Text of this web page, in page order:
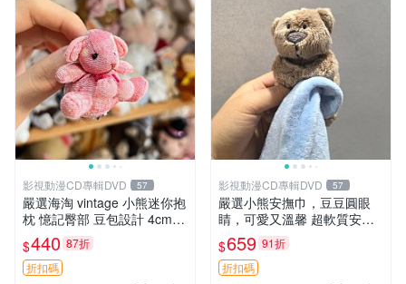
影視動漫CD專輯DVD 57
嚴選海淘 vintage 小熊迷你抱
枕 憶記臀部 豆包設計 4cm
高 推薦收藏 迷你豆包小熊、
高臀部、豆袋抱枕
$440 87折
折扣碼
影視動漫CD專輯DVD 57
嚴選小熊安撫巾，豆豆圓眼
睛，可愛又溫馨 超軟質安撫
巾，豆豆設計，哄睡好幫手
約克豆豆眼安撫巾 數碼豆豆
眼
$659 91折
折扣碼